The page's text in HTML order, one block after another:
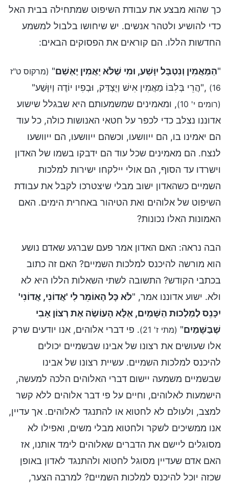
כך שהוא מבצע את עבודת השיפוט שמתחילה בבית האל
כדי להושיע ולטהר אנשים. יש שיחושו בלבול למשמע
החדשות הללו. הם קוראים את הפסוקים הבאים:
"הַמַּאֲמִין וְנִטְבָּל יִוָּשַׁע, וּמִי שֶׁלֹּא יַאֲמִין יֶאְשַׁם" (מרקוס ט"ז
16)
,"הֲרֵי בְּלִבּוֹ מַאֲמִין אִישׁ וְיֻצְדַּק, וּבְפִיו יוֹדֶה וְיִוָּשַׁע"
(רומים י' 10)
, ומאמינים שמשמעותם היא שבגלל שישוע
אדוננו נצלב כדי לכפר על חטאי האנושות כולה, כל עוד
הם יאמינו בו, הם ייוושעו, וכשהם ייוושעו, הם ייוושעו
לנצח. הם מאמינים שכל עוד הם ידבקו בשמו של האדון
וישרדו עד הסוף, הם אולי יילקחו ישירות למלכות
השמיים כשהאדון ישוב מבלי שיצטרכו לקבל את עבודת
השיפוט של אלוהים ואת הטיהור באחרית הימים. האם
האמונות האלו נכונות?
הבה נראה: האם האדון אמר פעם שברגע שאדם נושע
הוא מורשה להיכנס למלכות השמיים? האם זה כתוב
בכתבי הקודש? התשובה לשתי השאלות הללו היא לא
ולא. ישוע אדוננו אמר, "לֹא כָּל הָאוֹמֵר לִי 'אֲדוֹנִי, אֲדוֹנִי'
יִכָּנֵס לְמַלְכוּת הַשָּׁמַיִם, אֶלָּא הָעוֹשֶׂה אֶת רְצוֹן אָבִי
שֶׁבַּשָּׁמַיִם" (מתי ז' 21)
. פי דברי אלוהים, אנו יודעים שרק
אלו שעושים את רצונו של אבינו שבשמיים יכולים
להיכנס למלכות השמיים. עשיית רצונו של אבינו
שבשמיים משמעה יישום דברי האלוהים הלכה למעשה,
הישמעות לאלוהים, וחיים על פי דבר אלוהים ללא קשר
למצב, ולעולם לא לחטוא או להתנגד לאלוהים. אך עדיין,
אנו ממשיכים לשקר ולחטוא מבלי משים, ואפילו לא
מסוגלים ליישם את הדברים שאלוהים לימד אותנו, אז
האם אדם שעדיין מסוגל לחטוא ולהתנגד לאדון באופן
שכזה יוכל להיכנס למלכות השמיים? למרבה הצער,